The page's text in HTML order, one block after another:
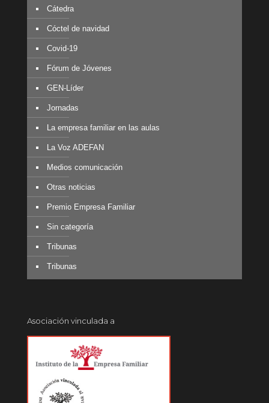
Cátedra
Cóctel de navidad
Covid-19
Fórum de Jóvenes
GEN-Líder
Jornadas
La empresa familiar en las aulas
La Voz ADEFAN
Medios comunicación
Otras noticias
Premio Empresa Familiar
Sin categoría
Tribunas
Tribunas
Asociación vinculada a